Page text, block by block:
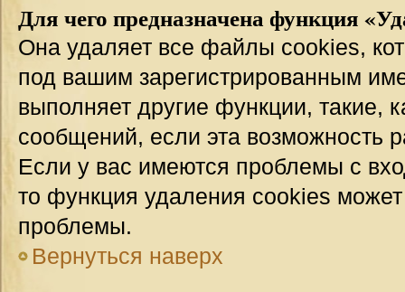
Для чего предназначена функция
Она удаляет все файлы cookies,
под вашим зарегистрированным
выполняет другие функции, такие,
сообщений, если эта возможность
Если у вас имеются проблемы с
то функция удаления cookies
проблемы.
Вернуться наверх